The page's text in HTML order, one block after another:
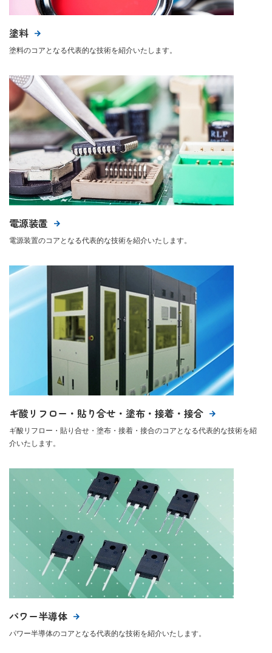
塗料
塗料のコアとなる代表的な技術を紹介いたします。
電源装置
電源装置のコアとなる代表的な技術を紹介いたします。
ギ酸リフロー・貼り合せ・塗布・接着・接合
ギ酸リフロー・貼り合せ・塗布・接着・接合のコアとなる代表的な技術を紹
介いたします。
パワー半導体
パワー半導体のコアとなる代表的な技術を紹介いたします。